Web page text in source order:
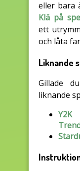
eller bara
Klä på
ett
och låta
Liknande
Gillade
liknande
Y2K